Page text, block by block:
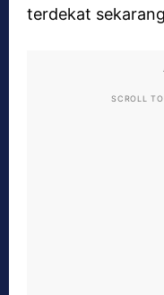
terdekat
SCROLL